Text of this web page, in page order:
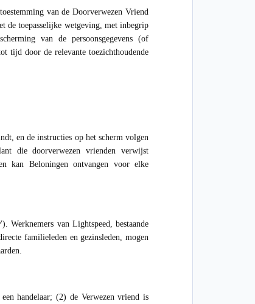
van de Doorverwezen Vriend
de toepasselijke wetgeving, met inbegrip
van de persoonsgegevens (of
tijd door de relevante toezichthoudende
en de instructies op het scherm volgen
die doorverwezen vrienden verwijst
kan Beloningen ontvangen voor elke
'). Werknemers van Lightspeed, bestaande
familieleden en gezinsleden, mogen
handelaar; (2) de Verwezen vriend is